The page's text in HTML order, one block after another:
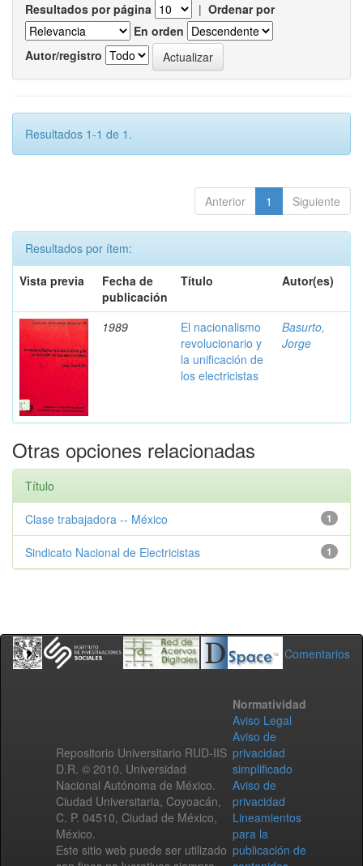
Resultados por página | Ordenar por
En orden
Autor/registro
Resultados 1-1 de 1.
Anterior 1 Siguiente
Resultados por ítem:
Vista previa
Fecha de
publicación
Título Autor(es)
1989
El nacionalismo
revolucionario y
la unificación de
los electricistas
Basurto,
Jorge
Otras opciones relacionadas
Título
1
Clase trabajadora -- México
1
Sindicato Nacional de Electricistas
Comentarios
Repositorio Universitario RUD-IIS
D.R. © 2010. Universidad
Nacional Autónoma de México.
Ciudad Universitaria, Coyoacán,
C. P. 04510, Ciudad de México,
México.
Este sitio web puede ser utilizado
Normatividad
Aviso Legal
Aviso de
privacidad
simplificado
Aviso de
privacidad
Lineamientos
para la
publicación de